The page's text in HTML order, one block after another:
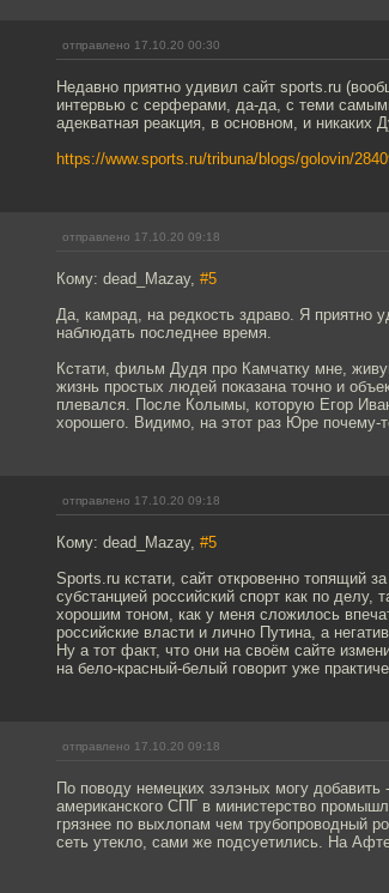
отправлено 17.10.20 00:30
Недавно приятно удивил сайт sports.ru
интервью с серферами, да-да, с теми
адекватная реакция, в основном, и никаких
https://www.sports.ru/tribuna/blogs/golovin/
отправлено 17.10.20 09:18
Кому: dead_Mazay, #5
Да, камрад, на редкость здраво. Я приятно
наблюдать последнее время.
Кстати, фильм Дудя про Камчатку мне,
жизнь простых людей показана точно и
плевался. После Колымы, которую Егор
хорошего. Видимо, на этот раз Юре почему-
отправлено 17.10.20 09:18
Кому: dead_Mazay, #5
Sports.ru кстати, сайт откровенно топящий
субстанцией российский спорт как по делу,
хорошим тоном, как у меня сложилось
российские власти и лично Путина, а
Ну а тот факт, что они на своём сайте
на бело-красный-белый говорит уже
отправлено 17.10.20 09:18
По поводу немецких зэлэных могу
американского СПГ в министерство
грязнее по выхлопам чем трубопроводный
сеть утекло, сами же подсуетились. На